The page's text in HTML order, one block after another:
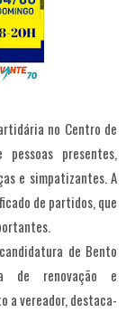
no Centro de
presentes,
e simpatizantes. A
de partidos, que
de Bento
de renovação e
a vereador, destaca-